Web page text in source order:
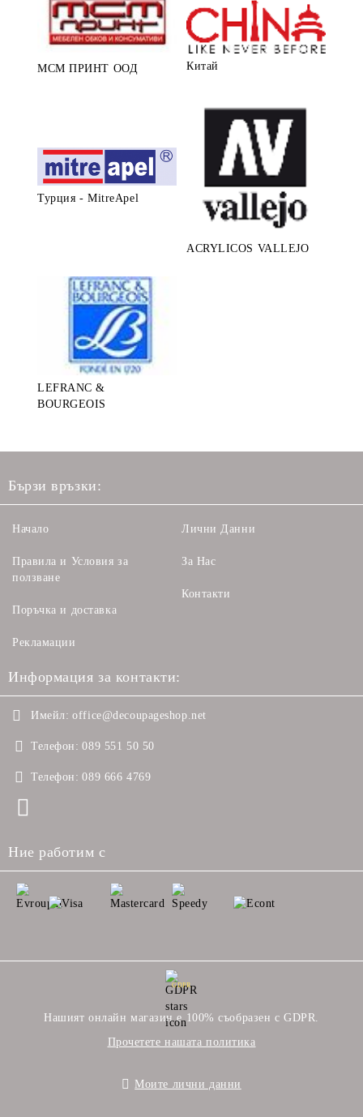
МСМ ПРИНТ ООД Китай
Турция - MitreApel
ACRYLICOS VALLEJO
LEFRANC &
BOURGEOIS
Бързи връзки:
Начало
Правила и Условия за
ползване
Поръчка и доставка
Рекламации
Лични Данни
За Нас
Контакти
Информация за контакти:
Имейл: office@decoupageshop.net
Телефон: 089 551 50 50
Телефон: 089 666 4769
Ние работим с
GDPR
Нашият онлайн магазин е 100% съобразен с GDPR.
Прочетете нашата политика
Моите лични данни